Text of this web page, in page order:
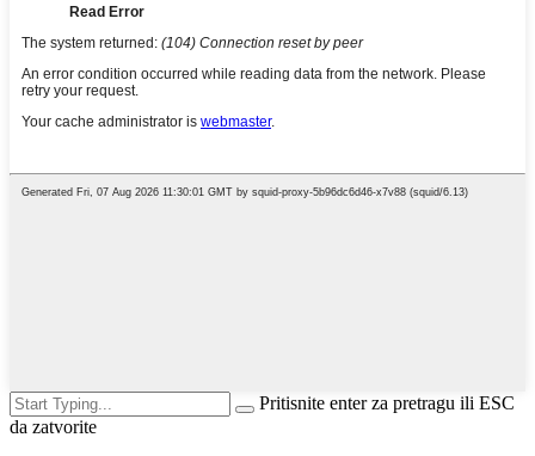
Pritisnite enter za pretragu ili ESC
da zatvorite